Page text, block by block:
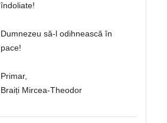
îndoliate!
Dumnezeu să-l odihnească în
pace!
Primar,
Braiți Mircea-Theodor